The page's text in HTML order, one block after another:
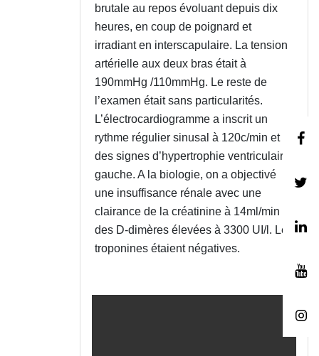
brutale au repos évoluant depuis dix
heures, en coup de poignard et
irradiant en interscapulaire. La tension
artérielle aux deux bras était à
190mmHg /110mmHg. Le reste de
l’examen était sans particularités.
L’électrocardiogramme a inscrit un
rythme régulier sinusal à 120c/min et
des signes d’hypertrophie ventriculaire
gauche. A la biologie, on a objectivé
une insuffisance rénale avec une
clairance de la créatinine à 14ml/min et
des D-dimères élevées à 3300 UI/l. Les
troponines étaient négatives.